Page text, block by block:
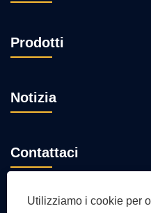
Prodotti
Notizia
Contattaci
Utilizziamo i cookie per